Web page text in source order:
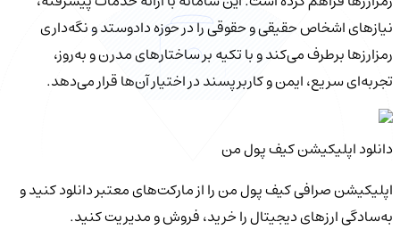
نیازهای اشخاص حقیقی و حقوقی را در حوزه دادوستد و نگه‌داری
رمزارزها برطرف می‌کند و با تکیه بر ساختارهای مدرن و به‌روز،
تجربه‌ای سریع، ایمن و کاربرپسند در اختیار آن‌ها قرار می‌دهد.
دانلود اپلیکیشن کیف‌ پول من
اپلیکیشن صرافی کیف پول من را از مارکت‌های معتبر دانلود کنید و
به‌سادگی ارزهای دیجیتال را خرید، فروش و مدیریت کنید.